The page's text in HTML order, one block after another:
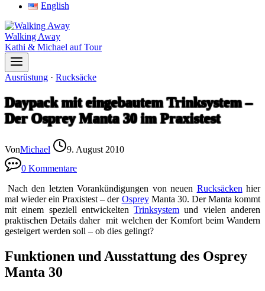
English
Walking Away
Kathi & Michael auf Tour
Ausrüstung · Rucksäcke
Daypack mit eingebautem Trinksystem –
Der Osprey Manta 30 im Praxistest
VonMichael
9. August 2010
0 Kommentare
Nach den letzten Vorankündigungen von neuen Rucksäcken hier
mal wieder ein Praxistest – der OspreyManta 30. Der Manta kommt
mit einem speziell entwickeltenTrinksystem und vielen anderen
praktischen Details daher mit welchen der Komfort beim Wandern
gesteigert werden soll – ob dies gelingt?
Funktionen und Ausstattung des Osprey
Manta 30